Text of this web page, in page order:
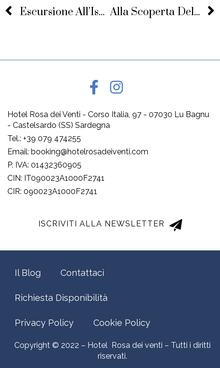
Escursione All’Isola Dell’Asinara Alla Scoperta Del Nord Ovest Della Sardegna In Bicicletta
Hotel Rosa dei Venti - Corso Italia, 97 - 07030 Lu Bagnu
- Castelsardo (SS) Sardegna
Tel.: +39 079 474255
Email: booking@hotelrosadeiventi.com
P. IVA: 01432360905
CIN: IT090023A1000F2741
CIR: 090023A1000F2741
ISCRIVITI ALLA NEWSLETTER
Copyright © 2022 – Hotel Rosa dei venti – Tutti i diritti
riservati.
Il Blog Contattaci
Richiesta Disponibilità
Privacy Policy Cookie Policy